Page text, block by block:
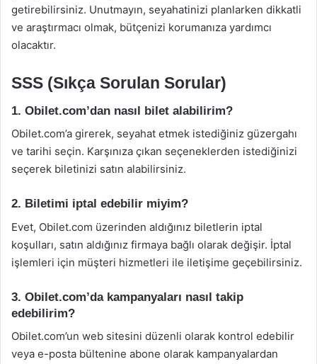
getirebilirsiniz. Unutmayın, seyahatinizi planlarken dikkatli
ve araştırmacı olmak, bütçenizi korumanıza yardımcı
olacaktır.
SSS (Sıkça Sorulan Sorular)
1. Obilet.com’dan nasıl bilet alabilirim?
Obilet.com’a girerek, seyahat etmek istediğiniz güzergahı
ve tarihi seçin. Karşınıza çıkan seçeneklerden istediğinizi
seçerek biletinizi satın alabilirsiniz.
2. Biletimi iptal edebilir miyim?
Evet, Obilet.com üzerinden aldığınız biletlerin iptal
koşulları, satın aldığınız firmaya bağlı olarak değişir. İptal
işlemleri için müşteri hizmetleri ile iletişime geçebilirsiniz.
3. Obilet.com’da kampanyaları nasıl takip
edebilirim?
Obilet.com’un web sitesini düzenli olarak kontrol edebilir
veya e-posta bültenine abone olarak kampanyalardan